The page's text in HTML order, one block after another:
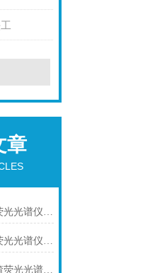
章
工厂直销DF-2000铅渣荧光光谱仪技术参数
工厂直销DF-2000炉渣荧光光谱仪技术参数
工厂直销DF-2000转炉渣荧光光谱仪技术参数